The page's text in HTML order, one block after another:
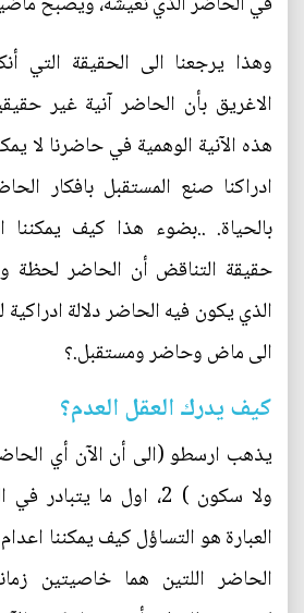
وهذا يرجعنا الى الحقيقة التي
الاغريق بأن الحاضر آنية غير
هذه الآنية الوهمية في حاضرنا لا
ادراكنا صنع المستقبل بافكار
بالحياة. ..بضوء هذا كيف يمكننا
حقيقة التناقض أن الحاضر لحظة
الذي يكون فيه الحاضر دلالة
الى ماض وحاضر ومستقبل.؟
كيف يدرك العقل العدم؟
يذهب ارسطو (الى أن الآن أي
ولا سكون ) 2، اول ما
العبارة هو التساؤل كيف يمكننا
الحاضر اللتين هما خاصيتين